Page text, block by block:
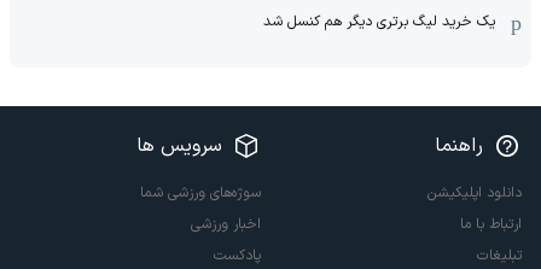
یک خرید لیگ برتری دیگر هم کنسل شد
راهنما
دانلود اپلیکیشن
ارتباط با ما
تبلیغات
سرویس ها
سوژه‌های ورزشی شما
اخبار ورزشی
پادکست